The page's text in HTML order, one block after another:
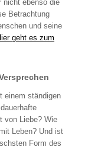
nicht ebenso die
Betrachtung
und seine
geht es zum
einem ständigen
von Liebe? Wie
Leben? Und ist
Form des